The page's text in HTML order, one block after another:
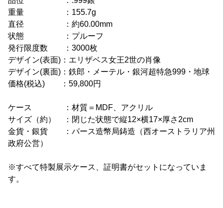
重量 ：155.7g
直径 ：約60.00mm
状態 ：プルーフ
発行限度数 ：3000枚
デザイン(表面)：エリザベス女王2世の肖像
デザイン(裏面)：鉄郎・メーテル・銀河超特急999・地球
価格(税込) ：59,800円
ケース ：材質＝MDF、アクリル
サイズ（約） ：閉じた状態で縦12×横17×厚さ2cm
金貨・銀貨 ：パース造幣局鋳造（西オーストラリア州
政府公営）
※すべて特製展示ケース、証明書がセットになっていま
す。